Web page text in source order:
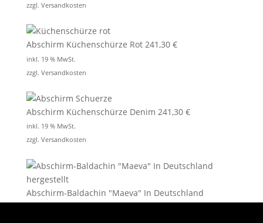
zzgl. Versandkosten
Abschirm Küchenschürze Rot 241,30 €
inkl. 19 % MwSt.
zzgl. Versandkosten
Abschirm Küchenschürze Denim 241,30 €
inkl. 19 % MwSt.
zzgl. Versandkosten
Abschirm-Baldachin "Maeva" In Deutschland
hergestellt 1.070,51€–1.116,00€